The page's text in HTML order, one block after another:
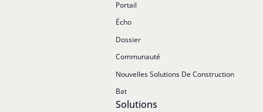
Portail
Écho
Dossier
Communauté
Nouvelles Solutions De Construction
Bat
Solutions